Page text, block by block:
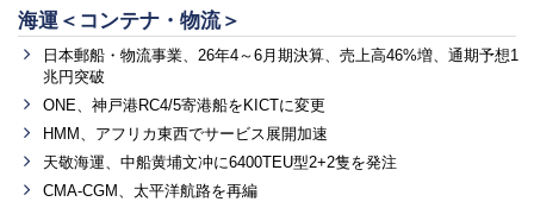
海運＜コンテナ・物流＞
日本郵船・物流事業、26年4～6月期決算、売上高46%増、通期予想1
兆円突破
ONE、神戸港RC4/5寄港船をKICTに変更
HMM、アフリカ東西でサービス展開加速
天敬海運、中船黄埔文冲に6400TEU型2+2隻を発注
CMA-CGM、太平洋航路を再編